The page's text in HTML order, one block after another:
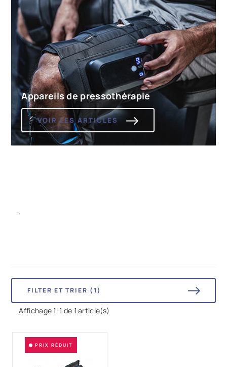
Appareils de pressothérapie
VOIR LES ARTICLES
.
FILTER ET TRIER (1)
Affichage 1-1 de 1 article(s)
PRIX RÉDUIT